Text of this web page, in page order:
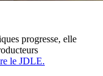
progresse, elle
le JDLE.